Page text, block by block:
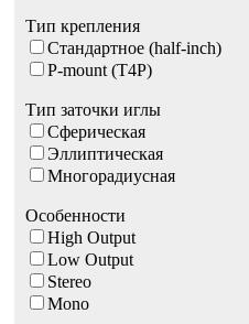
Тип крепления
Стандартное (half-inch)
P-mount (T4P)
Тип заточки иглы
Cферическая
Эллиптическая
Многорадиусная
Особенности
High Output
Low Output
Stereo
Mono